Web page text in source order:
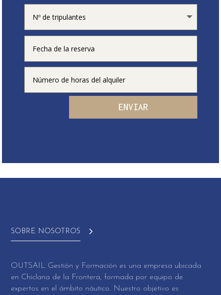
ENVIAR
SOBRE NOSOTROS
OUTSAIL Gestión y Formación es una empresa ubicada
en Chiclana de la Frontera, formada por equipo de
expertos en el ámbito náutico. Nuestro objetivo es